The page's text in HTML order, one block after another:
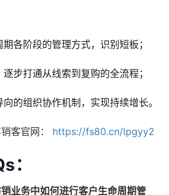
各阶段的管理方式，识别短板；
步打通从线索到复购的全流程；
的组织协作机制，实现持续增长。
客官网： https://fs80.cn/lpgyy2
：
业务中如何进行客户生命周期管